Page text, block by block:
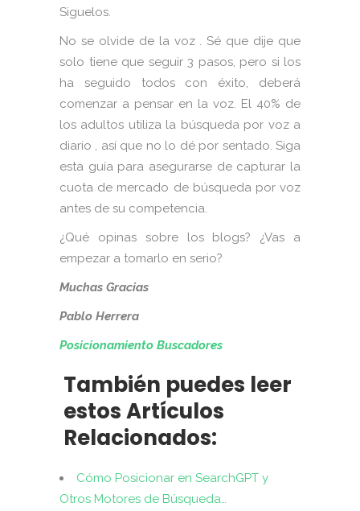
Siguelos.
No se olvide de la voz . Sé que dije que
solo tiene que seguir 3 pasos, pero si los
ha seguido todos con éxito, deberá
comenzar a pensar en la voz. El 40% de
los adultos utiliza la búsqueda por voz a
diario , así que no lo dé por sentado. Siga
esta guía para asegurarse de capturar la
cuota de mercado de búsqueda por voz
antes de su competencia.
¿Qué opinas sobre los blogs? ¿Vas a
empezar a tomarlo en serio?
Muchas Gracias
Pablo Herrera
Posicionamiento Buscadores
También puedes leer
estos Artículos
Relacionados:
Cómo Posicionar en SearchGPT y
Otros Motores de Búsqueda…